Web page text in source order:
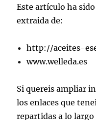
Este artículo ha
extraida de:
http://aceites-
www.welleda.es
Si quereis ampliar
los enlaces que
repartidas a lo largo